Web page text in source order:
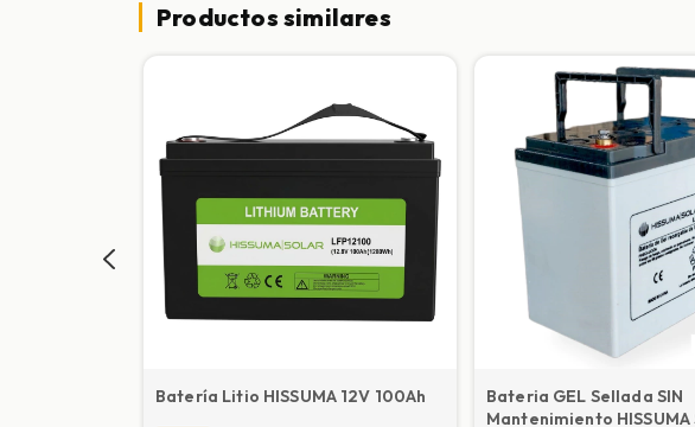
Productos similares
Batería Litio HISSUMA 12V 100Ah
Bateria GEL Sellada SIN
Mantenimiento HISSUMA